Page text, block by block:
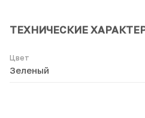
ТЕХНИЧЕСКИЕ
Цвет
Зеленый